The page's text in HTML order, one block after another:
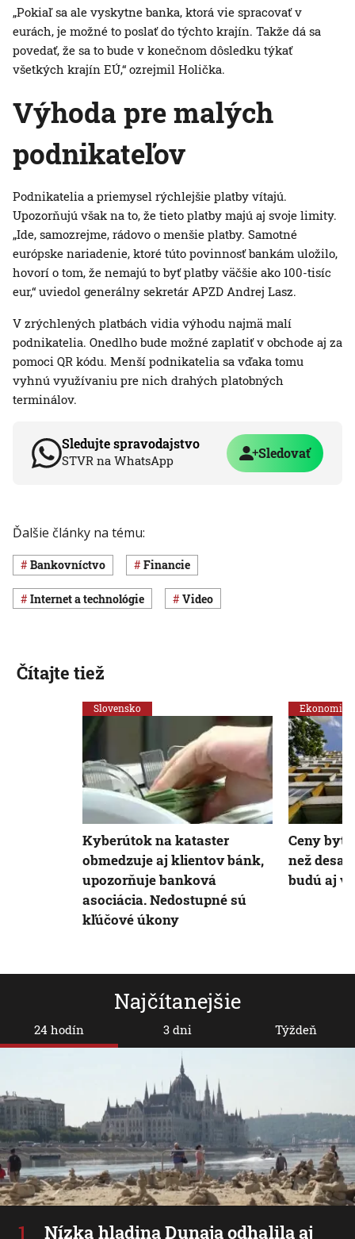
„Pokiaľ sa ale vyskytne banka, ktorá vie spracovať v
eurách, je možné to poslať do týchto krajín. Takže dá sa
povedať, že sa to bude v konečnom dôsledku týkať
všetkých krajín EÚ,“ ozrejmil Holička.
Výhoda pre malých
podnikateľov
Podnikatelia a priemysel rýchlejšie platby vítajú.
Upozorňujú však na to, že tieto platby majú aj svoje limity.
„Ide, samozrejme, rádovo o menšie platby. Samotné
európske nariadenie, ktoré túto povinnosť bankám uložilo,
hovorí o tom, že nemajú to byť platby väčšie ako 100-tisíc
eur,“ uviedol generálny sekretár APZD Andrej Lasz.
V zrýchlených platbách vidia výhodu najmä malí
podnikatelia. Onedlho bude možné zaplatiť v obchode aj za
pomoci QR kódu. Menší podnikatelia sa vďaka tomu
vyhnú využívaniu pre nich drahých platobných
terminálov.
Sledujte spravodajstvo
STVR na WhatsApp Sledovať
Ďalšie články na tému:
Bankovníctvo Financie
internet a technológie Video
Najčítanejšie
24 hodín
Nízka hladina Dunaja odhalila aj
3 dni Týždeň
Čítajte tiež
Slovensko
Kyberútok na kataster
obmedzuje aj klientov bánk,
upozorňuje banková
asociácia. Nedostupné sú
kľúčové úkony
Ekonomika
Ceny
než desať
budú aj v